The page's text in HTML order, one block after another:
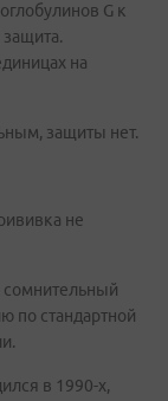
G к
защита.
на
защиты нет.
не
сомнительный
по стандартной
в 1990-х,